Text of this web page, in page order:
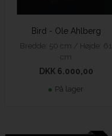
Bird - Ole Ahlberg
Bredde: 50 cm / Højde: 61
cm
DKK 6.000,00
På lager